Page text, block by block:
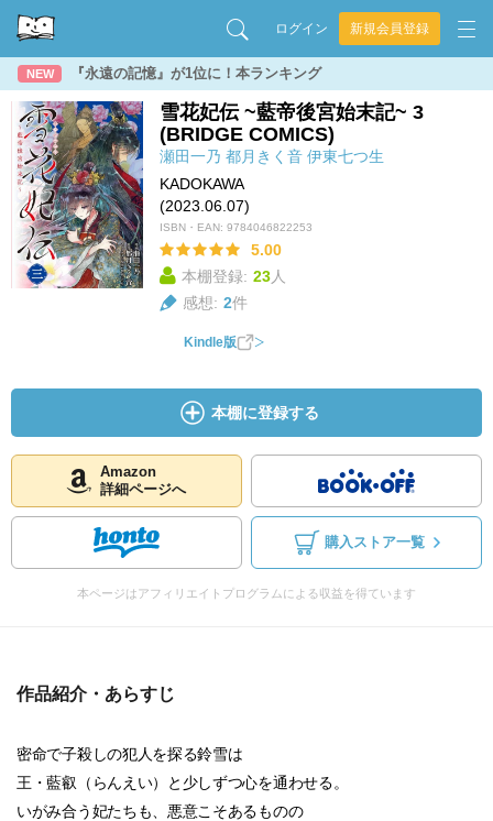
ログイン 新規会員登録
NEW 『永遠の記憶』が1位に！本ランキング
雪花妃伝 ~藍帝後宮始末記~ 3
(BRIDGE COMICS)
瀬田一乃 都月きく音 伊東七つ生
KADOKAWA
(2023.06.07)
ISBN・EAN: 9784046822253
5.00
本棚登録: 23人
感想: 2件
Kindle版
本棚に登録する
Amazon
詳細ページへ
購入ストア一覧
本ページはアフィリエイトプログラムによる収益を得ています
作品紹介・あらすじ
密命で子殺しの犯人を探る鈴雪は
王・藍叡（らんえい）と少しずつ心を通わせる。
いがみ合う妃たちも、悪意こそあるものの